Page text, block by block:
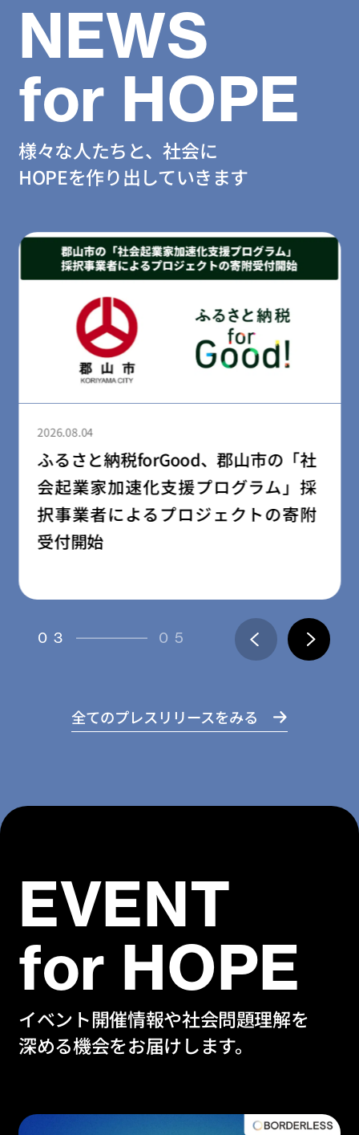
NEWS
for HOPE
様々な人たちと、社会に
HOPEを作り出していきます
2026.08.03
民間学童「小さな森の学童」、保育
園・幼稚園向け学童開設支援サービ
ス「放課後の森」を提供開始
04 05
全てのプレスリリースをみる
EVENT
for HOPE
イベント開催情報や社会問題理解を
深める機会をお届けします。